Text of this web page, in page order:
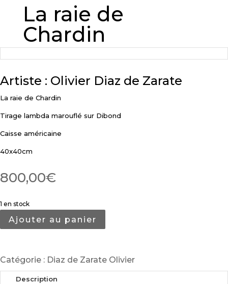
La raie de
Chardin
Artiste : Olivier Diaz de Zarate
La raie de Chardin
Tirage lambda marouflé sur Dibond
Caisse américaine
40x40cm
800,00€
1 en stock
Ajouter au panier
Catégorie : Diaz de Zarate Olivier
Description